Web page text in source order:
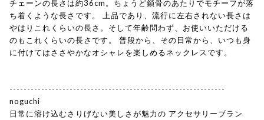
チェーンの長さは約36cm。ちょうど鎖骨のあたりでモチーフが落
ち着くような長さです。 上品であり、流行に左右されない長さは
やはりこれくらいの長さ。そして年齢問わず、お使いいただける
のもこれくらいの長さです。 普段から、その日常から、いつも身
に付けてはささやかなオシャレを楽しめるネックレスです。
-------------------------------------------------------------
noguchi
日常に溶け込むさりげない美しさが魅力の アクセサリーブラン